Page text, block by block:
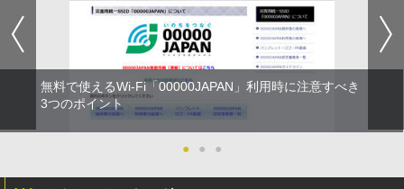
無料で使えるWi-Fi「00000JAPAN」利用時に注意すべき
3つのポイント
● ● ●